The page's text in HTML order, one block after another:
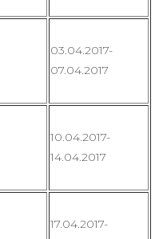
03.04.2017-
07.04.2017
10.04.2017-
14.04.2017
17.04.2017-